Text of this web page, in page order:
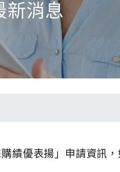
新消息
績優表揚」申請資訊